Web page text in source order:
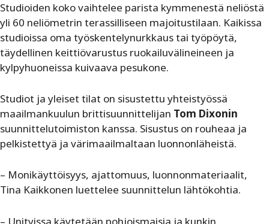
Studioiden koko vaihtelee parista kymmenestä neliöstä
yli 60 neliömetrin terassilliseen majoitustilaan. Kaikissa
studioissa oma työskentelynurkkaus tai työpöytä,
täydellinen keittiövarustus ruokailuvälineineen ja
kylpyhuoneissa kuivaava pesukone.
Studiot ja yleiset tilat on sisustettu yhteistyössä
maailmankuulun brittisuunnittelijan Tom Dixonin
suunnittelutoimiston kanssa. Sisustus on rouheaa ja
pelkistettyä ja värimaailmaltaan luonnonläheistä.
– Monikäyttöisyys, ajattomuus, luonnonmateriaalit,
Tina Kaikkonen luettelee suunnittelun lähtökohtia.
– Unityissa käytetään pohjoismaisia ja kunkin